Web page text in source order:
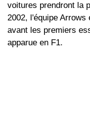
voitures prendront la
2002, l'équipe
avant les premiers
apparue en F1.